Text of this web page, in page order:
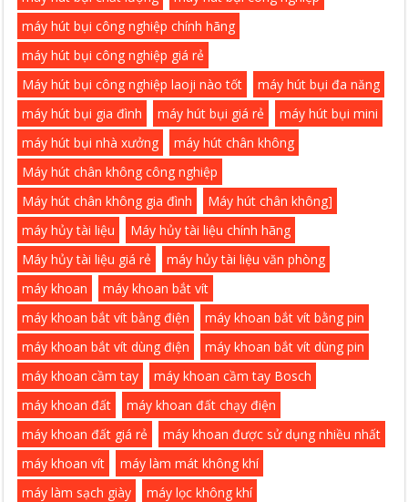
máy hút bụi công nghiệp chính hãng
máy hút bụi công nghiệp giá rẻ
Máy hút bụi công nghiệp laoji nào tốt
máy hút bụi đa năng
máy hút bụi gia đình
máy hút bụi giá rẻ
máy hút bụi mini
máy hút bụi nhà xưởng
máy hút chân không
Máy hút chân không công nghiệp
Máy hút chân không gia đình
Máy hút chân không]
máy hủy tài liệu
Máy hủy tài liệu chính hãng
Máy hủy tài liệu giá rẻ
máy hủy tài liệu văn phòng
máy khoan
máy khoan bắt vít
máy khoan bắt vít bằng điện
máy khoan bắt vít bằng pin
máy khoan bắt vít dùng điện
máy khoan bắt vít dùng pin
máy khoan cầm tay
máy khoan cầm tay Bosch
máy khoan đất
máy khoan đất chạy điện
máy khoan đất giá rẻ
máy khoan được sử dụng nhiều nhất
máy khoan vít
máy làm mát không khí
máy làm sạch giày
máy lọc không khí